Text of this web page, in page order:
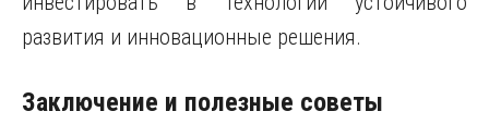
развития и инновационные решения.
Заключение и полезные советы